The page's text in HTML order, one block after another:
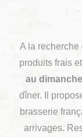
A la
produits frais
au dimanche
dîner. Il
brasserie
arrivages.